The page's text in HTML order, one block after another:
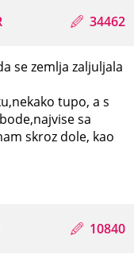
34462
se zemlja zaljuljala
tupo, a s
sa
skroz dole, kao
10840